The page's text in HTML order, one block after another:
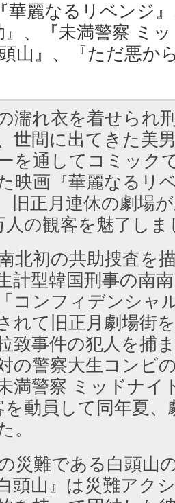
華麗なるリベンジ
』、『未満警察 ミ
山』、『ただ悪か
濡れ衣を着せられ
世間に出てきた美
を通してコミック
映画『華麗なるリ
旧正月連休の劇場
人の観客を魅了しま
北初の共助捜査を
計型韓国刑事の南
コンフィデンシャ
れて旧正月劇場街
致事件の犯人を捕
の警察大生コンビ
満警察 ミッドナイ
を動員して同年夏
。
災難である白頭山
頭山』は災難アク